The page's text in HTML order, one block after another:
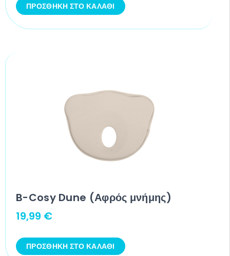
ΠΡΟΣΘΉΚΗ ΣΤΟ ΚΑΛΆΘΙ
B-Cosy Dune (Αφρός μνήμης)
19,99 €
ΠΡΟΣΘΉΚΗ ΣΤΟ ΚΑΛΆΘΙ